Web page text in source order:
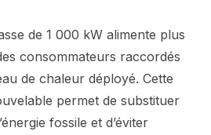
de 1 000 kW alimente plus
consommateurs raccordés
de chaleur déployé. Cette
permet de substituer
fossile et d’éviter